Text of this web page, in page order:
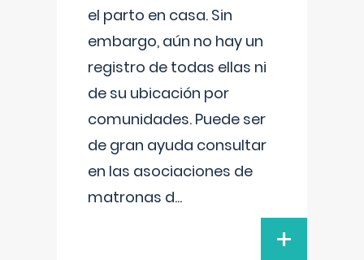
el parto en casa. Sin
embargo, aún no hay un
registro de todas ellas ni
de su ubicación por
comunidades. Puede ser
de gran ayuda consultar
en las asociaciones de
matronas d...
+